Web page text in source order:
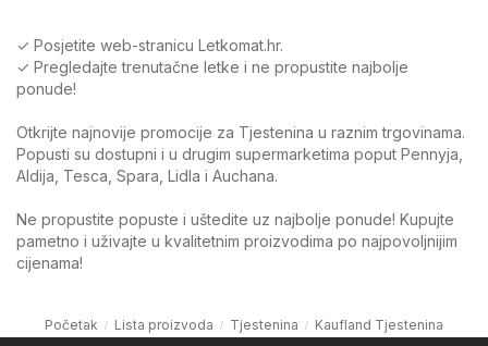
✓ Posjetite web-stranicu Letkomat.hr.
✓ Pregledajte trenutačne letke i ne propustite najbolje
ponude!
Otkrijte najnovije promocije za Tjestenina u raznim trgovinama.
Popusti su dostupni i u drugim supermarketima poput Pennyja,
Aldija, Tesca, Spara, Lidla i Auchana.
Ne propustite popuste i uštedite uz najbolje ponude! Kupujte
pametno i uživajte u kvalitetnim proizvodima po najpovoljnijim
cijenama!
Početak Lista proizvoda Tjestenina Kaufland Tjestenina